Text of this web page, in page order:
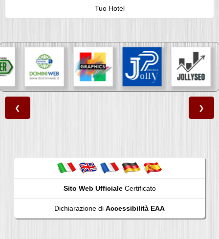
Tuo Hotel
❮ ❯
Sito Web UfficialeCertificato
Dichiarazione di Accessibilità EAA